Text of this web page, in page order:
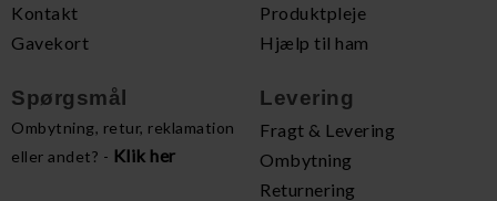
Kontakt
Gavekort
Produktpleje
Hjælp til ham
Spørgsmål
Ombytning, retur, reklamation
eller andet? - Klik her
Levering
Fragt & Levering
Ombytning
Returnering